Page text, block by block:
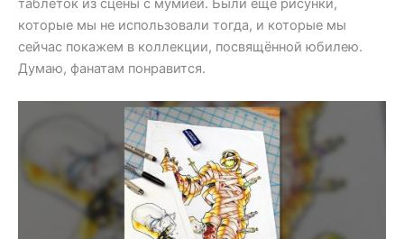
таблеток из сцены с мумией. Были еще рисунки,
которые мы не использовали тогда, и которые мы
сейчас покажем в коллекции, посвящённой юбилею.
Думаю, фанатам понравится.